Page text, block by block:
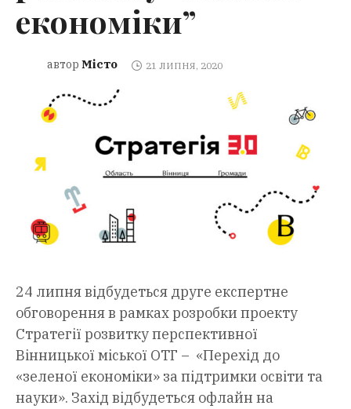
економіки”
автор Місто 21 ЛИПНЯ, 2020
24 липня відбудеться друге експертне
обговорення в рамках розробки проекту
Стратегії розвитку перспективної
Вінницької міської ОТГ – «Перехід до
«зеленої економіки» за підтримки освіти та
науки». Захід відбудеться офлайн на